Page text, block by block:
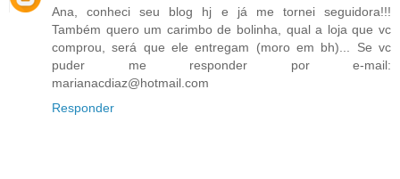
Ana, conheci seu blog hj e já me tornei seguidora!!!
Também quero um carimbo de bolinha, qual a loja que vc
comprou, será que ele entregam (moro em bh)... Se vc
puder me responder por e-mail:
marianacdiaz@hotmail.com
Responder